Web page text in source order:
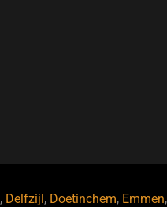
, Delfzijl , Doetinchem, Emmen,